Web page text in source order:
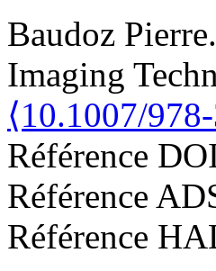
Baudoz Pierre.
Imaging
⟨10.1007/
Référence
Référence
Référence